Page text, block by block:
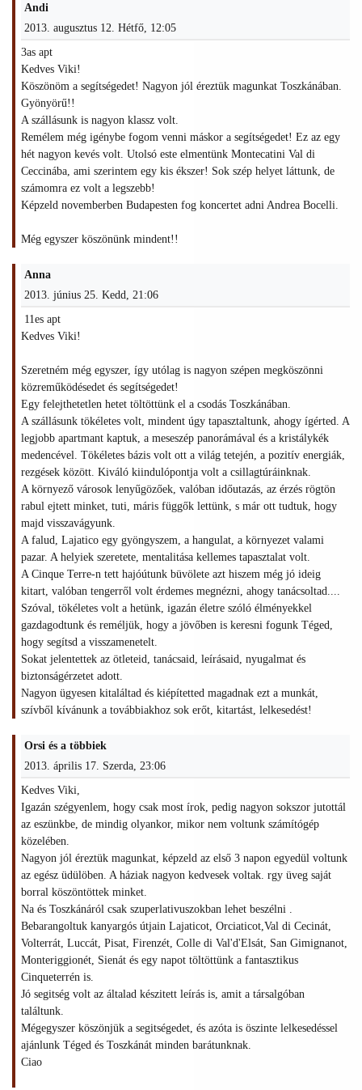
Andi
2013. augusztus 12. Hétfő, 12:05
3as apt
Kedves Viki!
Köszönöm a segítségedet! Nagyon jól éreztük magunkat Toszkánában.
Gyönyörű!!
A szállásunk is nagyon klassz volt.
Remélem még igénybe fogom venni máskor a segítségedet! Ez az egy
hét nagyon kevés volt. Utolsó este elmentünk Montecatini Val di
Ceccinába, ami szerintem egy kis ékszer! Sok szép helyet láttunk, de
számomra ez volt a legszebb!
Képzeld novemberben Budapesten fog koncertet adni Andrea Bocelli.
Még egyszer köszönünk mindent!!
Anna
2013. június 25. Kedd, 21:06
11es apt
Kedves Viki!
Szeretném még egyszer, így utólag is nagyon szépen megköszönni
közreműködésedet és segítségedet!
Egy felejthetetlen hetet töltöttünk el a csodás Toszkánában.
A szállásunk tökéletes volt, mindent úgy tapasztaltunk, ahogy ígérted. A
legjobb apartmant kaptuk, a meseszép panorámával és a kristálykék
medencével. Tökéletes bázis volt ott a világ tetején, a pozitív energiák,
rezgések között. Kiváló kiindulópontja volt a csillagtúráinknak.
A környező városok lenyűgözőek, valóban időutazás, az érzés rögtön
rabul ejtett minket, tuti, máris függők lettünk, s már ott tudtuk, hogy
majd visszavágyunk.
A falud, Lajatico egy gyöngyszem, a hangulat, a környezet valami
pazar. A helyiek szeretete, mentalitása kellemes tapasztalat volt.
A Cinque Terre-n tett hajóútunk büvölete azt hiszem még jó ideig
kitart, valóban tengerről volt érdemes megnézni, ahogy tanácsoltad....
Szóval, tökéletes volt a hetünk, igazán életre szóló élményekkel
gazdagodtunk és reméljük, hogy a jövőben is keresni fogunk Téged,
hogy segítsd a visszamenetelt.
Sokat jelentettek az ötleteid, tanácsaid, leírásaid, nyugalmat és
biztonságérzetet adott.
Nagyon ügyesen kitaláltad és kiépítetted magadnak ezt a munkát,
szívből kívánunk a továbbiakhoz sok erőt, kitartást, lelkesedést!
Orsi és a többiek
2013. április 17. Szerda, 23:06
Kedves Viki,
Igazán szégyenlem, hogy csak most írok, pedig nagyon sokszor jutottál
az eszünkbe, de mindig olyankor, mikor nem voltunk számítógép
közelében.
Nagyon jól éreztük magunkat, képzeld az első 3 napon egyedül voltunk
az egész üdülöben. A háziak nagyon kedvesek voltak. rgy üveg saját
borral köszöntöttek minket.
Na és Toszkánáról csak szuperlativuszokban lehet beszélni .
Bebarangoltuk kanyargós útjain Lajaticot, Orciaticot,Val di Cecinát,
Volterrát, Luccát, Pisat, Firenzét, Colle di Val'd'Elsát, San Gimignanot,
Monteriggionét, Sienát és egy napot töltöttünk a fantasztikus
Cinqueterrén is.
Jó segitség volt az általad készitett leírás is, amit a társalgóban
találtunk.
Mégegyszer köszönjük a segitségedet, és azóta is öszinte lelkesedéssel
ajánlunk Téged és Toszkánát minden barátunknak.
Ciao